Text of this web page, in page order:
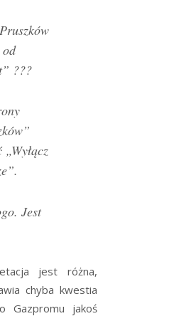
od
???
„Wyłącz
Jest
jest różna,
chyba kwestia
jakoś